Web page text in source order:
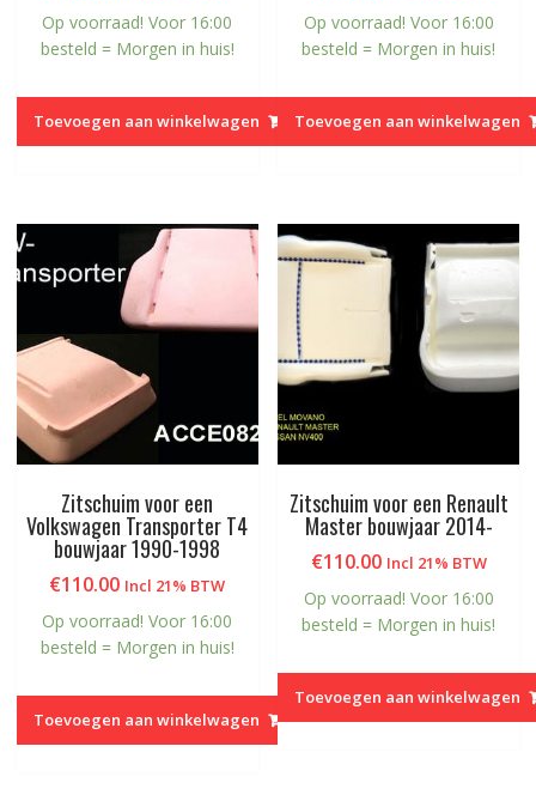
Op voorraad! Voor 16:00
besteld = Morgen in huis!
Toevoegen aan winkelwagen
Op voorraad! Voor 16:00
besteld = Morgen in huis!
Toevoegen aan winkelwagen
Zitschuim voor een
Volkswagen Transporter T4
bouwjaar 1990-1998
€110.00 Incl 21% BTW
Op voorraad! Voor 16:00
besteld = Morgen in huis!
Toevoegen aan winkelwagen
Zitschuim voor een Renault
Master bouwjaar 2014-
€110.00 Incl 21% BTW
Op voorraad! Voor 16:00
besteld = Morgen in huis!
Toevoegen aan winkelwagen